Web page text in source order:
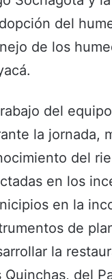
del
de los
del
la jornada,
del
en los
en la
de
la
Quinchas, del